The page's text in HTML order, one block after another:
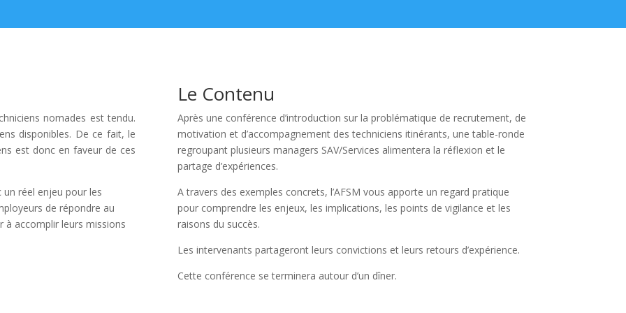
nomades est tendu.
disponibles. De ce fait, le
est donc en faveur de ces
réel enjeu pour les
de répondre au
à accomplir leurs missions
Le Contenu
Après une conférence d’introduction sur la problématique de recrutement, de
motivation et d’accompagnement des techniciens itinérants, une table-ronde
regroupant plusieurs managers SAV/Services alimentera la réflexion et le
partage d’expériences.
A travers des exemples concrets, l’AFSM vous apporte un regard pratique
pour comprendre les enjeux, les implications, les points de vigilance et les
raisons du succès.
Les intervenants partageront leurs convictions et leurs retours d’expérience.
Cette conférence se terminera autour d’un dîner.